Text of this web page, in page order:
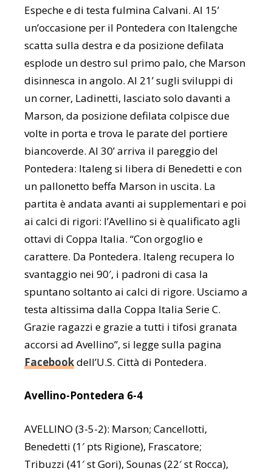
Espeche e di testa fulmina Calvani. Al 15’
un’occasione per il Pontedera con Italengche
scatta sulla destra e da posizione defilata
esplode un destro sul primo palo, che Marson
disinnesca in angolo. Al 21’ sugli sviluppi di
un corner, Ladinetti, lasciato solo davanti a
Marson, da posizione defilata colpisce due
volte in porta e trova le parate del portiere
biancoverde. Al 30’ arriva il pareggio del
Pontedera: Italeng si libera di Benedetti e con
un pallonetto beffa Marson in uscita. La
partita è andata avanti ai supplementari e poi
ai calci di rigori: l’Avellino si è qualificato agli
ottavi di Coppa Italia. “Con orgoglio e
carattere. Da Pontedera. Italeng recupera lo
svantaggio nei 90′, i padroni di casa la
spuntano soltanto ai calci di rigore. Usciamo a
testa altissima dalla Coppa Italia Serie C.
Grazie ragazzi e grazie a tutti i tifosi granata
accorsi ad Avellino”, si legge sulla pagina
Facebookdell’U.S. Città di Pontedera.
Avellino-Pontedera 6-4
AVELLINO (3-5-2): Marson; Cancellotti,
Benedetti (1′ pts Rigione), Frascatore;
Tribuzzi (41′ st Gori), Sounas (22′ st Rocca),